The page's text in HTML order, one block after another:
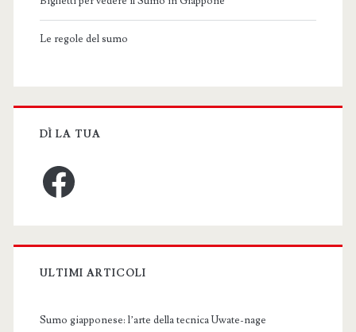
Le regole del sumo
DÌ LA TUA
Facebook
ULTIMI ARTICOLI
Sumo giapponese: l’arte della tecnica Uwate-nage